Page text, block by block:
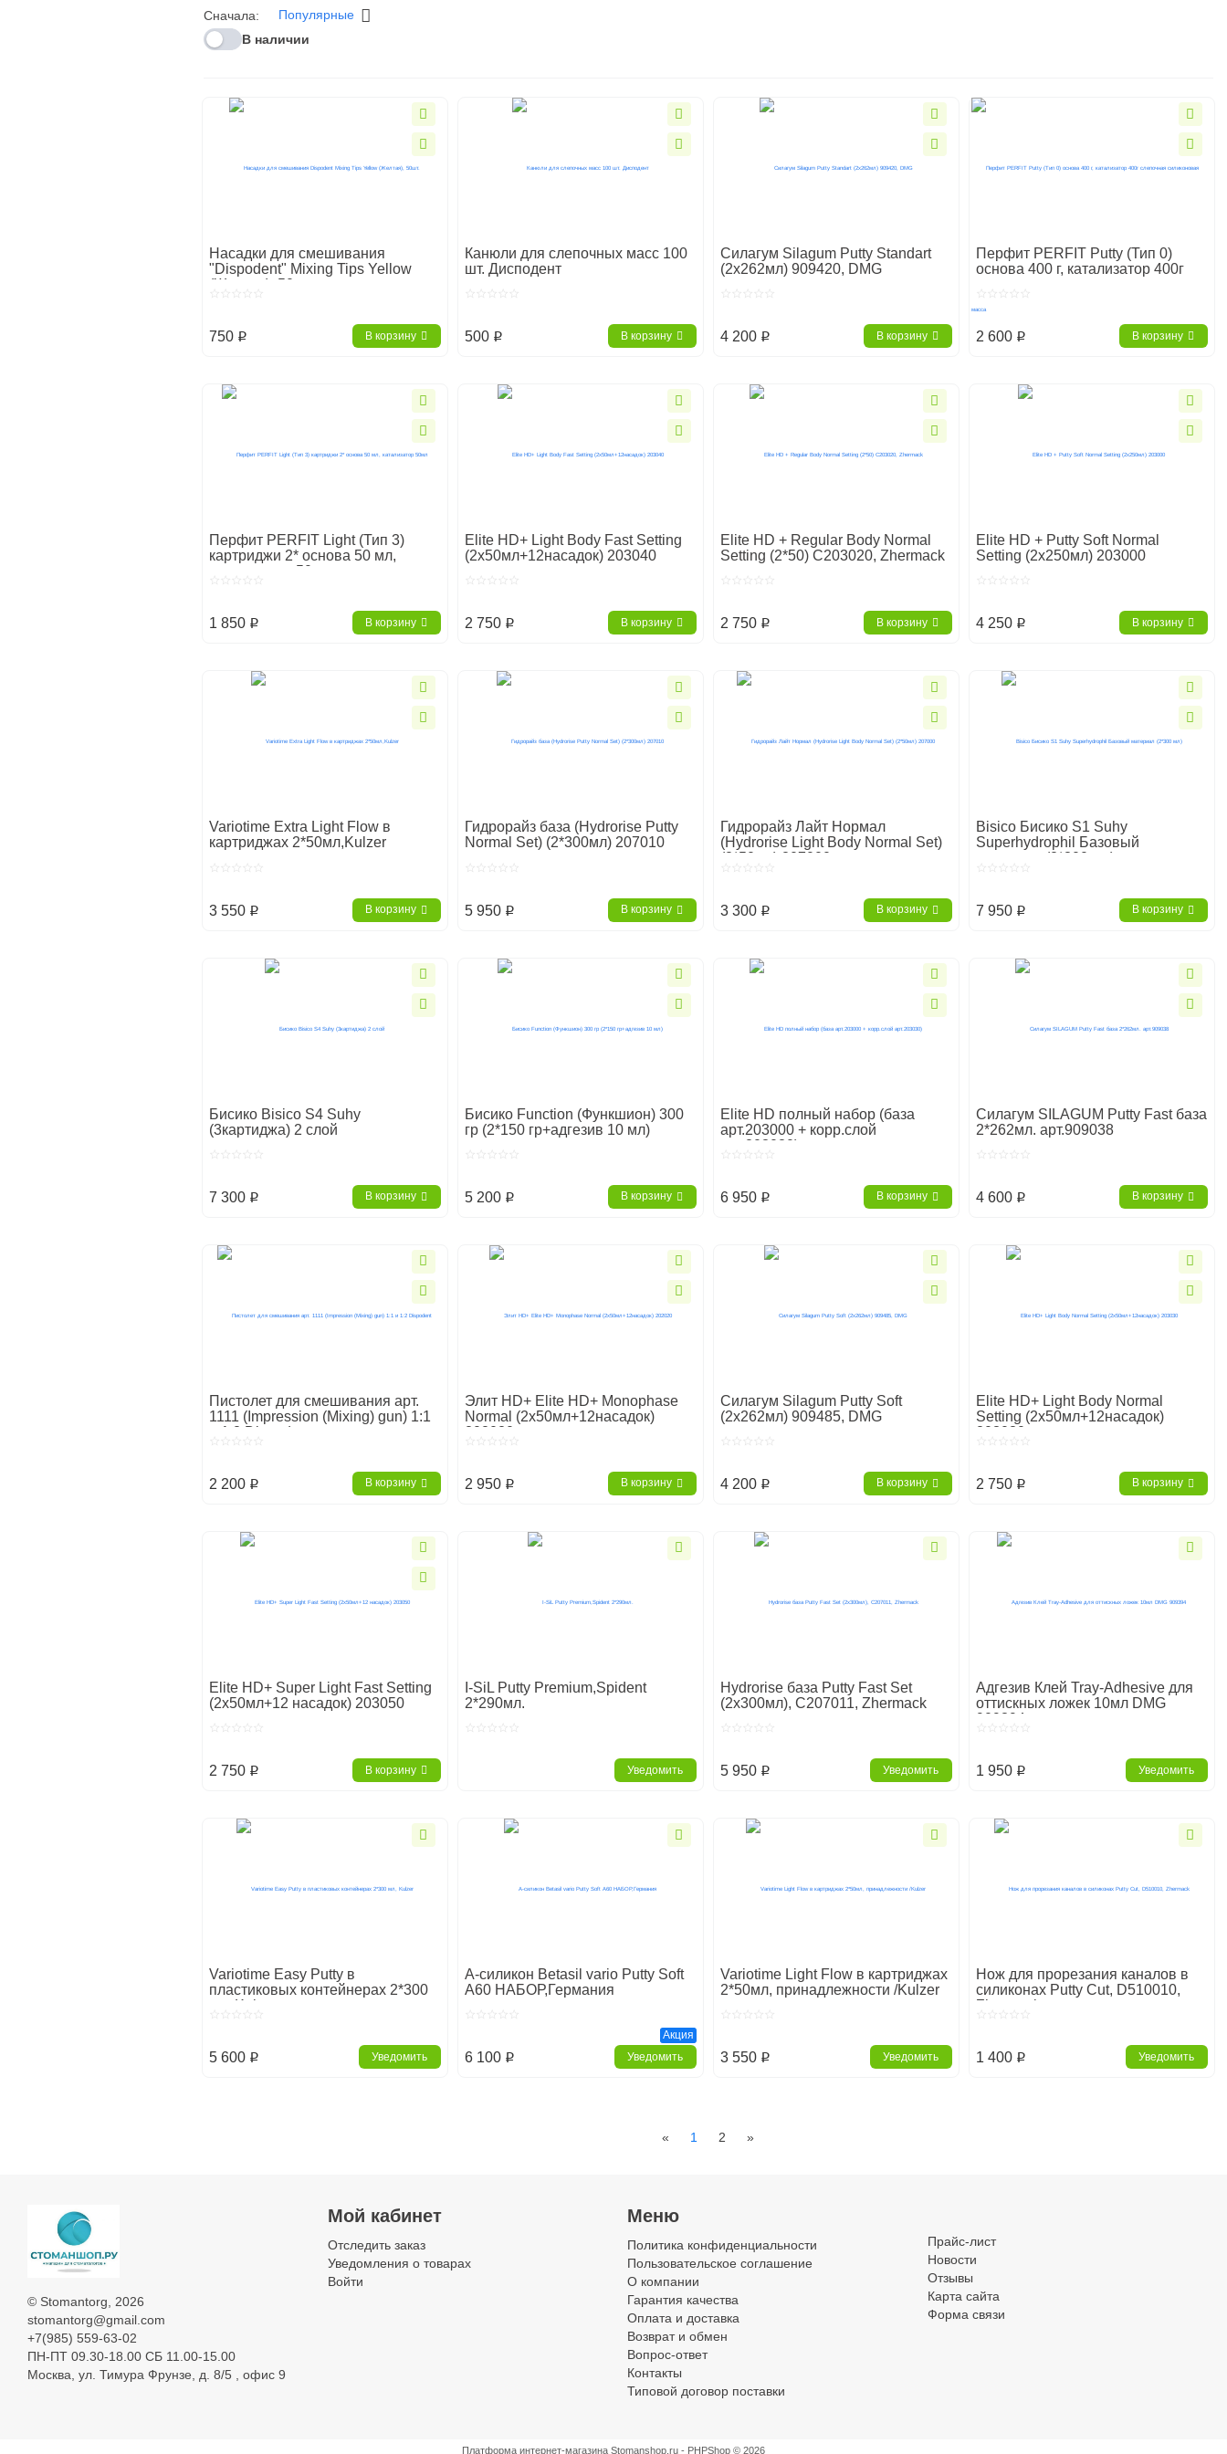
Сначала:
Популярные
В наличии
Насадки для смешивания
"Dispodent" Mixing Tips Yellow
(Желтая), 50шт.
750 p В корзину
Канюли для слепочных масс 100
шт. Дисподент
500 p В корзину
Силагум Silagum Putty Standart
(2х262мл) 909420, DMG
4 200 p В корзину
Перфит PERFIT Putty (Тип 0)
основа 400 г, катализатор 400г
2 600 p В корзину
Перфит PERFIT Light (Тип 3)
картриджи 2* основа 50 мл,
катализатор 50мл
1 850 p В корзину
Elite HD+ Light Body Fast Setting
(2х50мл+12насадок) 203040
2 750 p В корзину
Elite НD + Regular Body Normal
Setting (2*50) С203020, Zhermack
2 750 p В корзину
Elite HD + Putty Soft Normal
Setting (2х250мл) 203000
4 250 p В корзину
Variotime Extra Light Flow в
картриджах 2*50мл,Kulzer
3 550 p В корзину
Гидрорайз база (Hydrorise Putty
Normal Set) (2*300мл) 207010
5 950 p В корзину
Гидрорайз Лайт Нормал
(Hydrorise Light Body Normal Set)
(2*50мл) 207000
3 300 p В корзину
Bisico Бисико S1 Suhy
Superhydrophil Базовый
материал (2*300 мл)
7 950 p В корзину
Бисико Bisico S4 Suhy
(3картиджа) 2 слой
7 300 p В корзину
Бисико Function (Функшион) 300
гр (2*150 гр+адгезив 10 мл)
5 200 p В корзину
Elite HD полный набор (база
арт.203000 + корр.слой
арт.203030)
6 950 p В корзину
Силагум SILAGUM Putty Fast база
2*262мл. арт.909038
4 600 p В корзину
Пистолет для смешивания арт.
1111 (Impression (Mixing) gun) 1:1
и 1:2 Dispodent
2 200 p В корзину
Элит НD+ Elite HD+ Monophase
Normal (2х50мл+12насадок)
202020
2 950 p В корзину
Силагум Silagum Putty Soft
(2х262мл) 909485, DMG
4 200 p В корзину
Elite HD+ Light Body Normal
Setting (2х50мл+12насадок)
203030
2 750 p В корзину
Elite HD+ Super Light Fast Setting
(2х50мл+12 насадок) 203050
2 750 p В корзину
I-SiL Putty Premium,Spident
2*290мл.
Уведомить
Hydrorise база Putty Fast Set
(2х300мл), С207011, Zhermack
5 950 p Уведомить
Адгезив Клей Tray-Adhesive для
оттискных ложек 10мл DMG
909394
1 950 p Уведомить
Variotime Easy Putty в
пластиковых контейнерах 2*300
мл, Kulzer
5 600 p Уведомить
А-силикон Betasil vario Putty Soft
А60 НАБОР,Германия
6 100 p
Акция
Уведомить
Variotime Light Flow в картриджах
2*50мл, принадлежности /Kulzer
3 550 p Уведомить
Нож для прорезания каналов в
силиконах Putty Cut, D510010,
Zhermack
1 400 p Уведомить
« Previous
1 2 »Next
А-силикон
© Stomantorg, 2026
stomantorg@gmail.com
+7(985) 559-63-02
ПН-ПТ 09.30-18.00 СБ 11.00-15.00
Москва, ул. Тимура Фрунзе, д. 8/5 , офис 9
Мой кабинет
Отследить заказ
Уведомления о товарах
Войти
Меню
Политика конфиденциальности
Пользовательское соглашение
О компании
Гарантия качества
Оплата и доставка
Возврат и обмен
Вопрос-ответ
Контакты
Типовой договор поставки
Прайс-лист
Новости
Отзывы
Карта сайта
Форма связи
Платформа интернет-магазина Stomanshop.ru - PHPShop © 2026